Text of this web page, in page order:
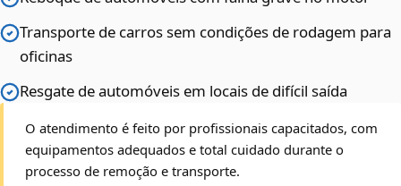
Transporte de carros sem condições de rodagem para
oficinas
Resgate de automóveis em locais de difícil saída
O atendimento é feito por profissionais capacitados, com
equipamentos adequados e total cuidado durante o
processo de remoção e transporte.